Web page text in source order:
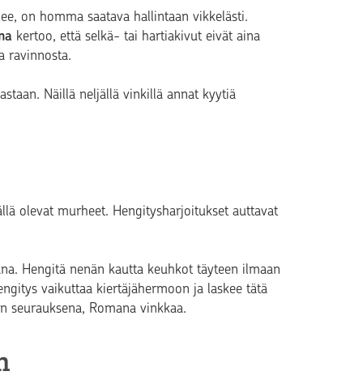
on homma saatava hallintaan vikkelästi.
kertoo, että selkä- tai hartiakivut eivät aina
ravinnosta.
Näillä neljällä vinkillä annat kyytiä
olevat murheet. Hengitysharjoitukset auttavat
Hengitä nenän kautta keuhkot täyteen ilmaan
vaikuttaa kiertäjähermoon ja laskee tätä
seurauksena, Romana vinkkaa.